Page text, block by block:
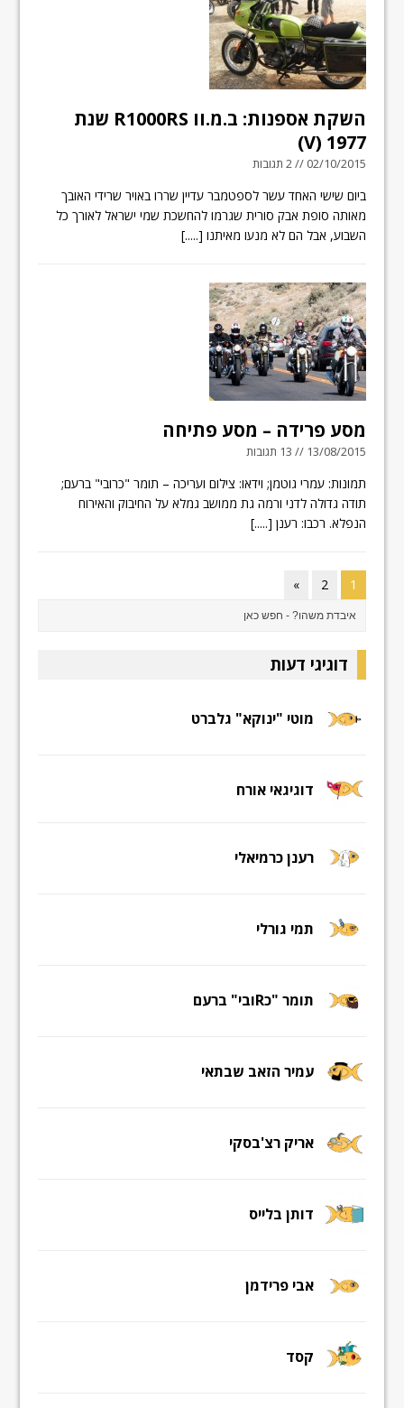
השקת אספנות: ב.מ.וו R1000RS שנת
1977 (V)
02/10/2015 // 2 תגובות
ביום שישי האחד עשר לספטמבר עדיין שררו באויר שרידי האובך
מאותה סופת אבק סורית שגרמו להחשכת שמי ישראל לאורך כל
השבוע, אבל הם לא מנעו מאיתנו [.....]
מסע פרידה – מסע פתיחה
13/08/2015 // 13 תגובות
תמונות: עמרי גוטמן; וידאו: צילום ועריכה – תומר "כרובי" ברעם;
תודה גדולה לדני ורמה גת ממושב גמלא על החיבוק והאירוח
הנפלא. רכבו: רענן [.....]
1
2
»
דוגיגי דעות
מוטי "ינוקא" גלברט
דוגיגאי אורח
רענן כרמיאלי
תמי גורלי
תומר "כRובי" ברעם
עמיר הזאב שבתאי
אריק רצ'בסקי
דותן בלייס
אבי פרידמן
קסד